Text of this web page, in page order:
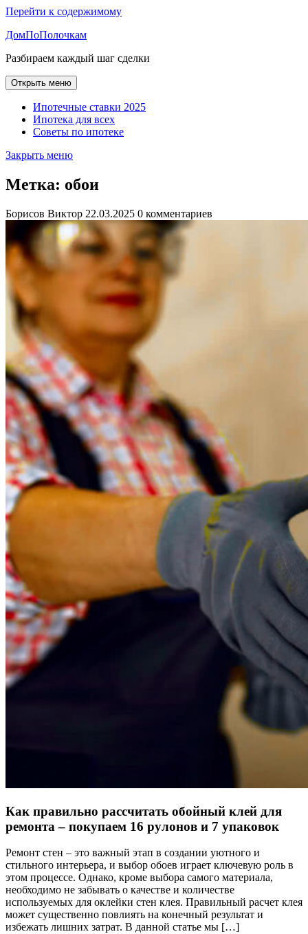
Перейти к содержимому
ДомПоПолочкам
Разбираем каждый шаг сделки
Открыть меню
Ипотечные ставки 2025
Ипотека для всех
Советы по ипотеке
Закрыть меню
Метка: обои
Борисов Виктор 22.03.2025 0 комментариев
Как правильно рассчитать обойный клей для
ремонта – покупаем 16 рулонов и 7 упаковок
Ремонт стен – это важный этап в создании уютного и
стильного интерьера, и выбор обоев играет ключевую роль в
этом процессе. Однако, кроме выбора самого материала,
необходимо не забывать о качестве и количестве
используемых для оклейки стен клея. Правильный расчет клея
может существенно повлиять на конечный результат и
избежать лишних затрат. В данной статье мы […]